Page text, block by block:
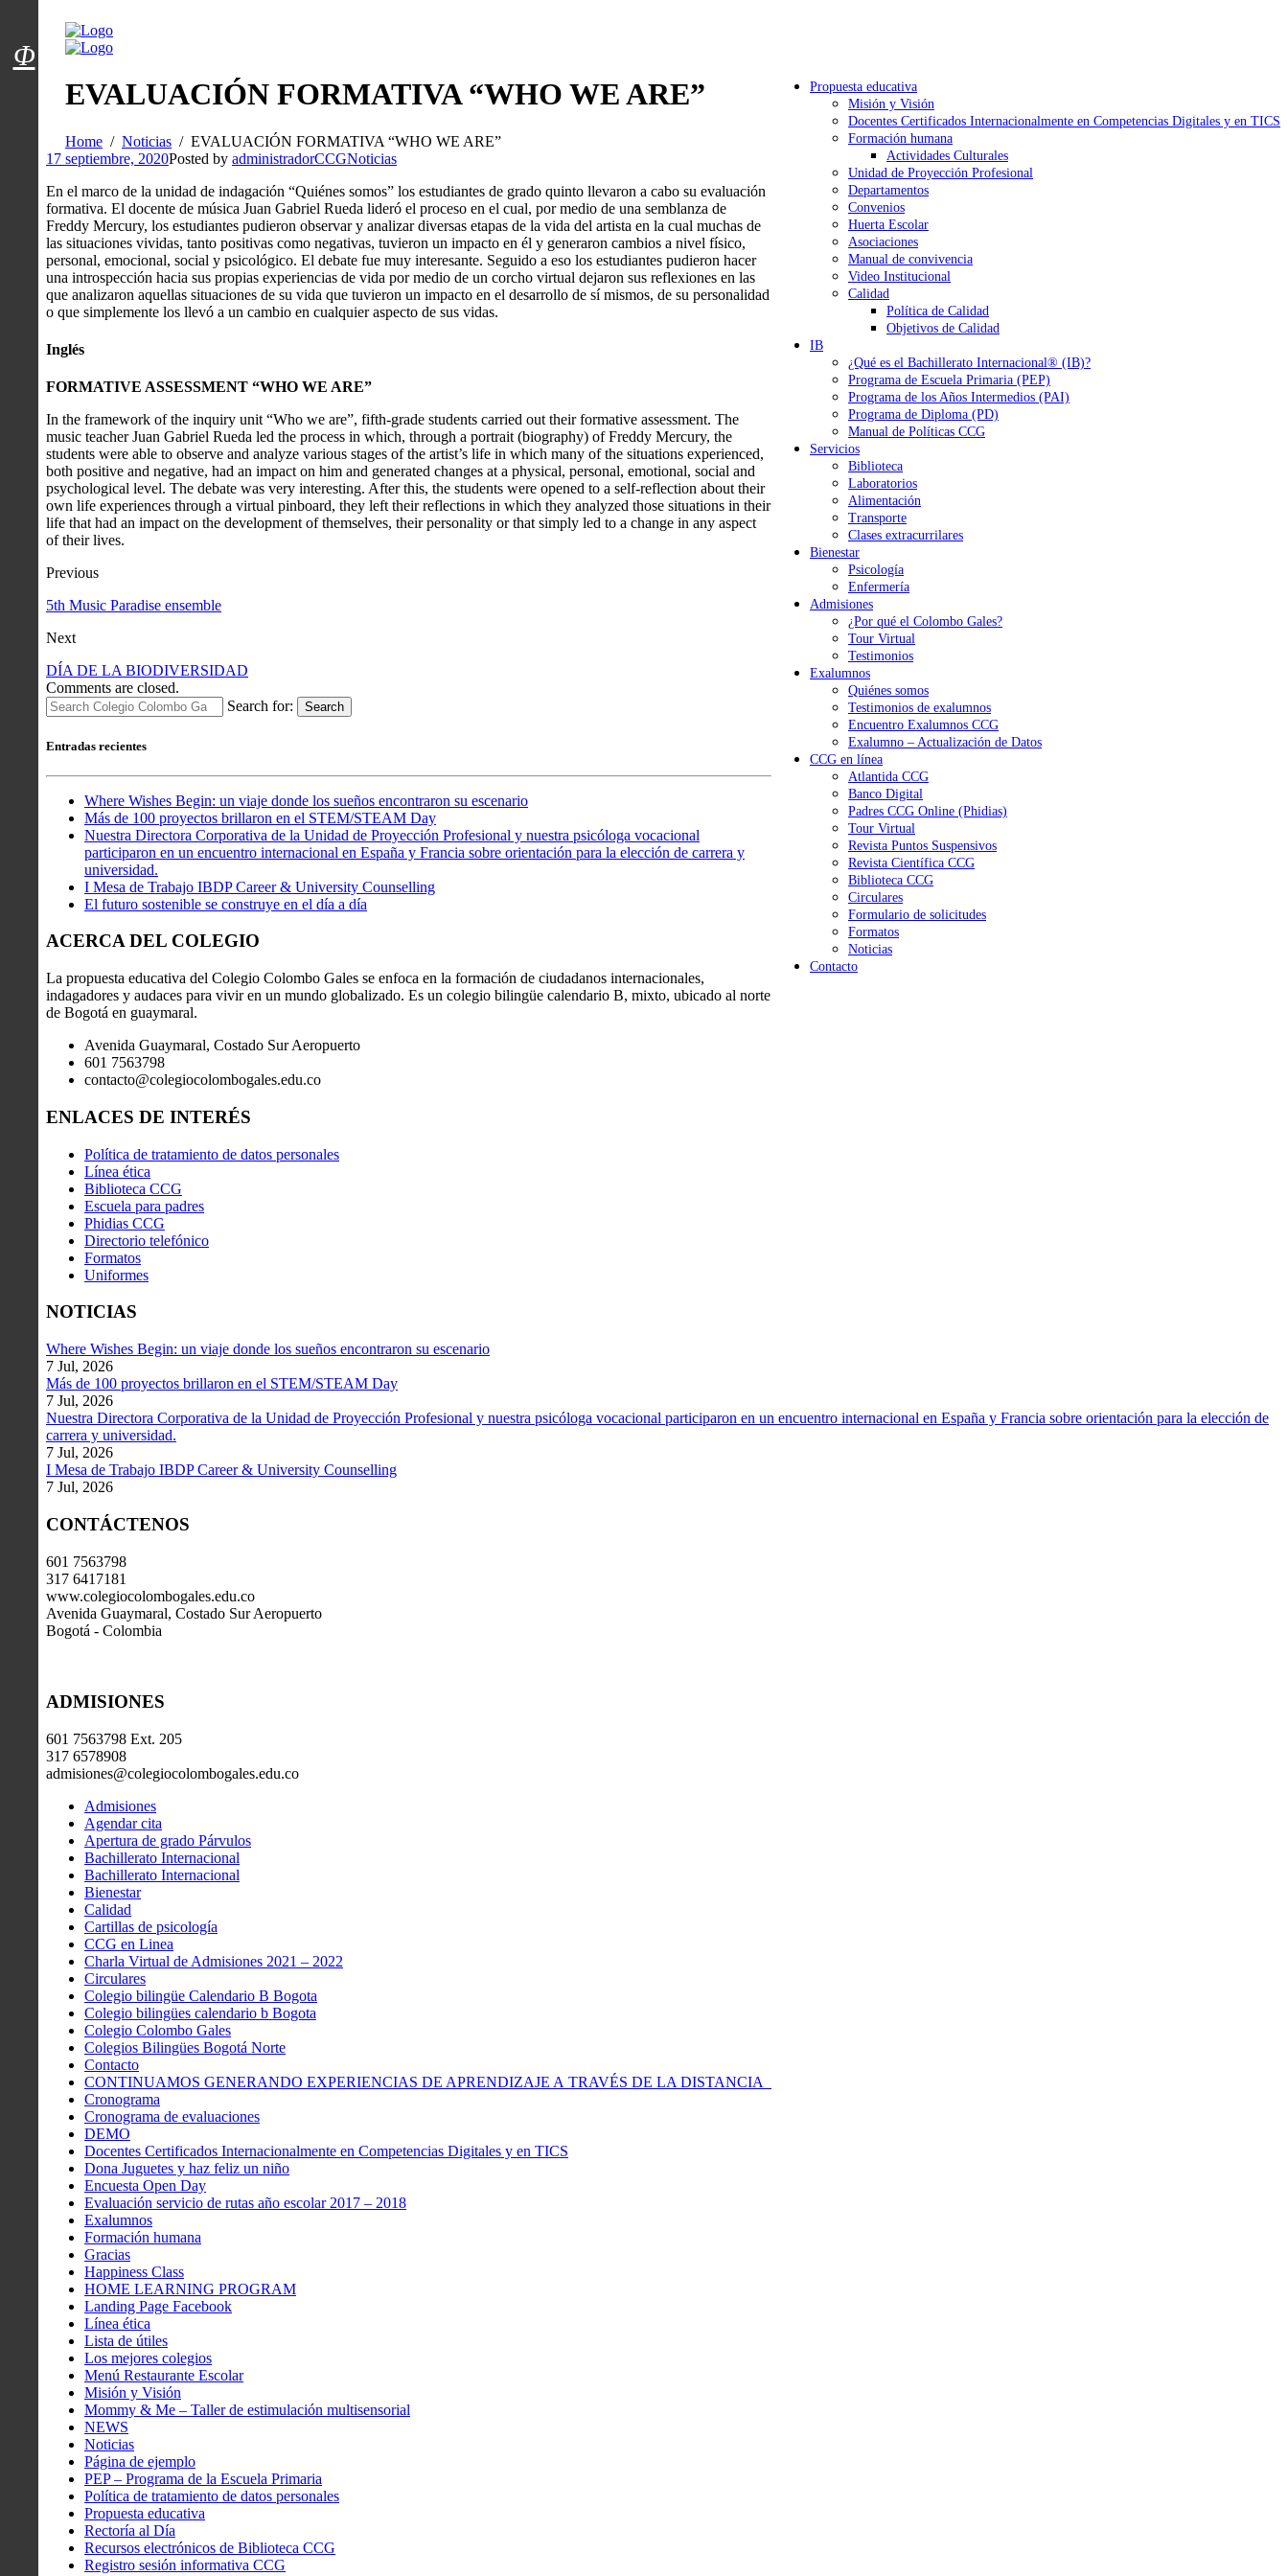
Menú usuarios
Propuesta educativa
Misión y Visión
Docentes Certificados Internacionalmente en Competencias Digitales y en TICS
Formación humana
Actividades Culturales
Unidad de Proyección Profesional
Departamentos
Convenios
Huerta Escolar
Asociaciones
Manual de convivencia
Video Institucional
Calidad
Política de Calidad
Objetivos de Calidad
IB
¿Qué es el Bachillerato Internacional® (IB)?
Programa de Escuela Primaria (PEP)
Programa de los Años Intermedios (PAI)
Programa de Diploma (PD)
Manual de Políticas CCG
Servicios
Biblioteca
Laboratorios
Alimentación
Transporte
Clases extracurrilares
Bienestar
Psicología
Enfermería
Admisiones
¿Por qué el Colombo Gales?
Tour Virtual
Testimonios
Exalumnos
Quiénes somos
Testimonios de exalumnos
Encuentro Exalumnos CCG
Exalumno – Actualización de Datos
CCG en línea
Atlantida CCG
Banco Digital
Padres CCG Online (Phidias)
Tour Virtual
Revista Puntos Suspensivos
Revista Científica CCG
Biblioteca CCG
Circulares
Formulario de solicitudes
Formatos
Noticias
Contacto
EVALUACIÓN FORMATIVA “WHO WE ARE”
Home Noticias
EVALUACIÓN FORMATIVA “WHO WE ARE”
17 septiembre, 2020Posted by administradorCCGNoticias
En el marco de la unidad de indagación “Quiénes somos” los estudiantes de grado quinto llevaron a cabo su evaluación
formativa. El docente de música Juan Gabriel Rueda lideró el proceso en el cual, por medio de una semblanza de
Freddy Mercury, los estudiantes pudieron observar y analizar diversas etapas de la vida del artista en la cual muchas de
las situaciones vividas, tanto positivas como negativas, tuvieron un impacto en él y generaron cambios a nivel físico,
personal, emocional, social y psicológico. El debate fue muy interesante. Seguido a eso los estudiantes pudieron hacer
una introspección hacia sus propias experiencias de vida por medio de un corcho virtual dejaron sus reflexiones en las
que analizaron aquellas situaciones de su vida que tuvieron un impacto en el desarrollo de sí mismos, de su personalidad
o que simplemente los llevó a un cambio en cualquier aspecto de sus vidas.
Inglés
FORMATIVE ASSESSMENT “WHO WE ARE”
In the framework of the inquiry unit “Who we are”, fifth-grade students carried out their formative assessment. The
music teacher Juan Gabriel Rueda led the process in which, through a portrait (biography) of Freddy Mercury, the
students were able to observe and analyze various stages of the artist’s life in which many of the situations experienced,
both positive and negative, had an impact on him and generated changes at a physical, personal, emotional, social and
psychological level. The debate was very interesting. After this, the students were opened to a self-reflection about their
own life experiences through a virtual pinboard, they left their reflections in which they analyzed those situations in their
life that had an impact on the development of themselves, their personality or that simply led to a change in any aspect
of their lives.
Previous
5th Music Paradise ensemble
Next
DÍA DE LA BIODIVERSIDAD
Comments are closed.
Search for:
Search
Entradas recientes
Where Wishes Begin: un viaje donde los sueños encontraron su escenario
Más de 100 proyectos brillaron en el STEM/STEAM Day
Nuestra Directora Corporativa de la Unidad de Proyección Profesional y nuestra psicóloga vocacional
participaron en un encuentro internacional en España y Francia sobre orientación para la elección de carrera y
universidad.
I Mesa de Trabajo IBDP Career & University Counselling
El futuro sostenible se construye en el día a día
ACERCA DEL COLEGIO
La propuesta educativa del Colegio Colombo Gales se enfoca en la formación de ciudadanos internacionales,
indagadores y audaces para vivir en un mundo globalizado. Es un colegio bilingüe calendario B, mixto, ubicado al norte
de Bogotá en guaymaral.
Avenida Guaymaral, Costado Sur Aeropuerto
601 7563798
contacto@colegiocolombogales.edu.co
ENLACES DE INTERÉS
Política de tratamiento de datos personales
Línea ética
Biblioteca CCG
Escuela para padres
Phidias CCG
Directorio telefónico
Formatos
Uniformes
NOTICIAS
Where Wishes Begin: un viaje donde los sueños encontraron su escenario
7 Jul, 2026
Más de 100 proyectos brillaron en el STEM/STEAM Day
7 Jul, 2026
Nuestra Directora Corporativa de la Unidad de Proyección Profesional y nuestra psicóloga vocacional participaron en un encuentro internacional en España y Francia sobre orientación para la elección de
carrera y universidad.
7 Jul, 2026
I Mesa de Trabajo IBDP Career & University Counselling
7 Jul, 2026
CONTÁCTENOS
601 7563798
317 6417181
www.colegiocolombogales.edu.co
Avenida Guaymaral, Costado Sur Aeropuerto
Bogotá - Colombia
ADMISIONES
601 7563798 Ext. 205
317 6578908
admisiones@colegiocolombogales.edu.co
Admisiones
Agendar cita
Apertura de grado Párvulos
Bachillerato Internacional
Bachillerato Internacional
Bienestar
Calidad
Cartillas de psicología
CCG en Linea
Charla Virtual de Admisiones 2021 – 2022
Circulares
Colegio bilingüe Calendario B Bogota
Colegio bilingües calendario b Bogota
Colegio Colombo Gales
Colegios Bilingües Bogotá Norte
Contacto
CONTINUAMOS GENERANDO EXPERIENCIAS DE APRENDIZAJE A TRAVÉS DE LA DISTANCIA
Cronograma
Cronograma de evaluaciones
DEMO
Docentes Certificados Internacionalmente en Competencias Digitales y en TICS
Dona Juguetes y haz feliz un niño
Encuesta Open Day
Evaluación servicio de rutas año escolar 2017 – 2018
Exalumnos
Formación humana
Gracias
Happiness Class
HOME LEARNING PROGRAM
Landing Page Facebook
Línea ética
Lista de útiles
Los mejores colegios
Menú Restaurante Escolar
Misión y Visión
Mommy & Me – Taller de estimulación multisensorial
NEWS
Noticias
Página de ejemplo
PEP – Programa de la Escuela Primaria
Política de tratamiento de datos personales
Propuesta educativa
Rectoría al Día
Recursos electrónicos de Biblioteca CCG
Registro sesión informativa CCG
Φ